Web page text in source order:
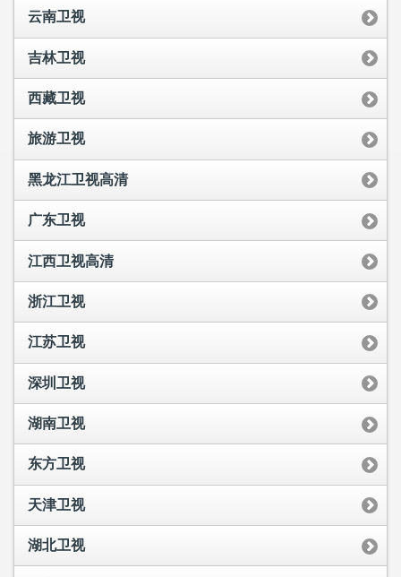
云南卫视
吉林卫视
西藏卫视
旅游卫视
黑龙江卫视高清
广东卫视
江西卫视高清
浙江卫视
江苏卫视
深圳卫视
湖南卫视
东方卫视
天津卫视
湖北卫视